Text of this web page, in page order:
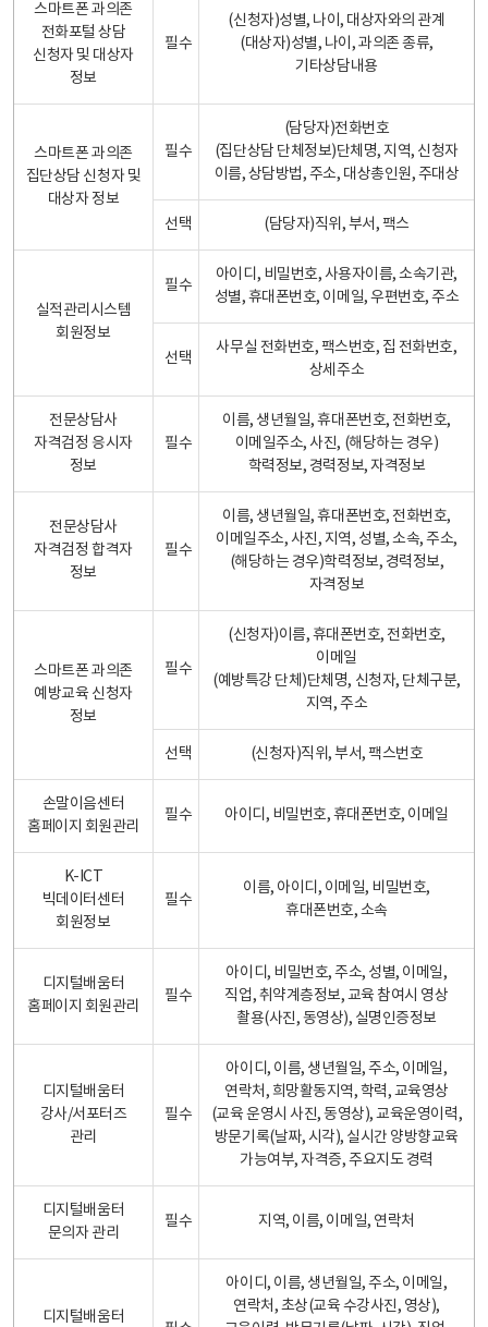
스마트폰 과의존
전화포털 상담
신청자 및 대상자
정보
필수
(신청자)성별, 나이, 대상자와의 관계
(대상자)성별, 나이, 과의존 종류,
기타상담내용
스마트폰 과의존
집단상담 신청자 및
대상자 정보
필수
(담당자)전화번호
(집단상담 단체정보)단체명, 지역, 신청자
이름, 상담방법, 주소, 대상총인원, 주대상
선택 (담당자)직위, 부서, 팩스
실적관리시스템
회원정보
필수
아이디, 비밀번호, 사용자이름, 소속기관,
성별, 휴대폰번호, 이메일, 우편번호, 주소
선택
사무실 전화번호, 팩스번호, 집 전화번호,
상세주소
전문상담사
자격검정 응시자
정보
필수
이름, 생년월일, 휴대폰번호, 전화번호,
이메일주소, 사진, (해당하는 경우)
학력정보, 경력정보, 자격정보
전문상담사
자격검정 합격자
정보
필수
이름, 생년월일, 휴대폰번호, 전화번호,
이메일주소, 사진, 지역, 성별, 소속, 주소,
(해당하는 경우)학력정보, 경력정보,
자격정보
스마트폰 과의존
예방교육 신청자
정보
필수
(신청자)이름, 휴대폰번호, 전화번호,
이메일
(예방특강 단체)단체명, 신청자, 단체구분,
지역, 주소
선택 (신청자)직위, 부서, 팩스번호
손말이음센터
홈페이지 회원관리
필수 아이디, 비밀번호, 휴대폰번호, 이메일
K-ICT
빅데이터센터
회원정보
필수
이름, 아이디, 이메일, 비밀번호,
휴대폰번호, 소속
디지털배움터
홈페이지 회원관리
필수
아이디, 비밀번호, 주소, 성별, 이메일,
직업, 취약계층정보, 교육 참여시 영상
촬용(사진, 동영상), 실명인증정보
디지털배움터
강사/서포터즈
관리
필수
아이디, 이름, 생년월일, 주소, 이메일,
연락처, 희망활동지역, 학력, 교육영상
(교육 운영시 사진, 동영상), 교육운영이력,
방문기록(날짜, 시각), 실시간 양방향교육
가능여부, 자격증, 주요지도 경력
디지털배움터
문의자 관리
필수 지역, 이름, 이메일, 연락처
디지털배움터
아이디, 이름, 생년월일, 주소, 이메일,
연락처, 초상(교육 수강사진, 영상),